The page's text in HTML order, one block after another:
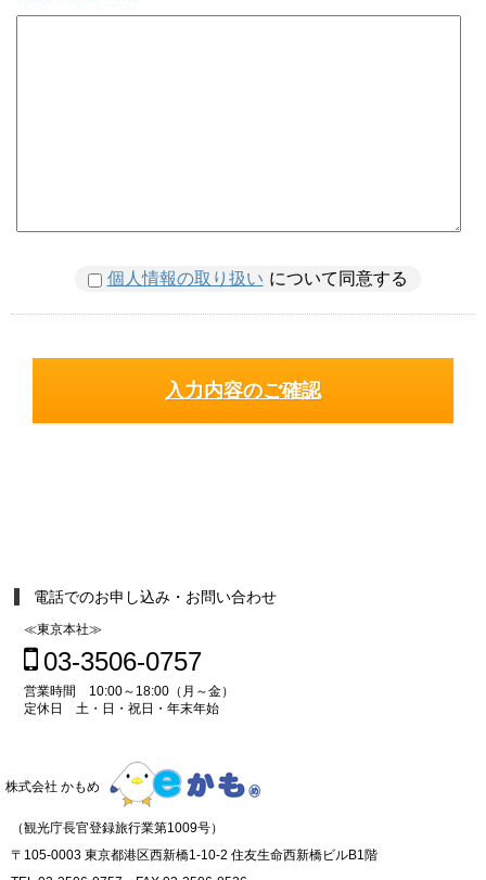
個人情報の取り扱い について同意する
電話でのお申し込み・お問い合わせ
≪東京本社≫
03-3506-0757
営業時間 10:00～18:00（月～金）
定休日 土・日・祝日・年末年始
株式会社 かもめ
（観光庁長官登録旅行業第1009号）
〒105-0003 東京都港区西新橋1-10-2 住友生命西新橋ビルB1階